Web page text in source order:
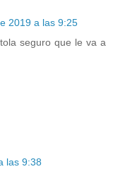
2019 a las 9:25
seguro que le va a
las 9:38